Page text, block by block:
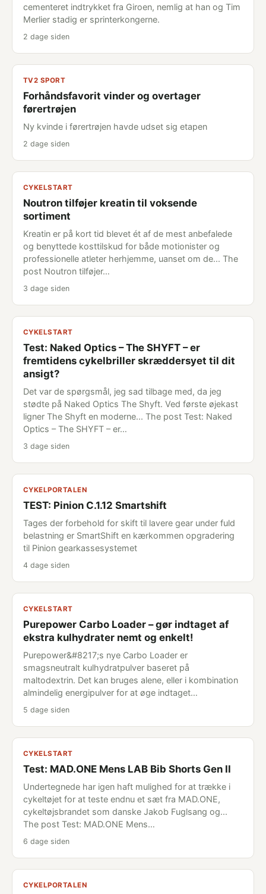
cementeret indtrykket fra Giroen, nemlig at han og Tim
Merlier stadig er sprinterkongerne.
2 dage siden
TV2 SPORT
Forhåndsfavorit vinder og overtager
førertrøjen
Ny kvinde i førertrøjen havde udset sig etapen
2 dage siden
CYKELSTART
Noutron tilføjer kreatin til voksende
sortiment
Kreatin er på kort tid blevet ét af de mest anbefalede
og benyttede kosttilskud for både motionister og
professionelle atleter herhjemme, uanset om de... The
post Noutron tilføjer…
3 dage siden
CYKELSTART
Test: Naked Optics – The SHYFT – er
fremtidens cykelbriller skræddersyet til dit
ansigt?
Det var de spørgsmål, jeg sad tilbage med, da jeg
stødte på Naked Optics The Shyft. Ved første øjekast
ligner The Shyft en moderne... The post Test: Naked
Optics – The SHYFT – er…
3 dage siden
CYKELPORTALEN
TEST: Pinion C.1.12 Smartshift
Tages der forbehold for skift til lavere gear under fuld
belastning er SmartShift en kærkommen opgradering
til Pinion gearkassesystemet
4 dage siden
CYKELSTART
Purepower Carbo Loader – gør indtaget af
ekstra kulhydrater nemt og enkelt!
Purepower&#8217;s nye Carbo Loader er
smagsneutralt kulhydratpulver baseret på
maltodextrin. Det kan bruges alene, eller i kombination
almindelig energipulver for at øge indtaget…
5 dage siden
CYKELSTART
Test: MAD.ONE Mens LAB Bib Shorts Gen II
Undertegnede har igen haft mulighed for at trække i
cykeltøjet for at teste endnu et sæt fra MAD.ONE,
cykeltøjsbrandet som danske Jakob Fuglsang og...
The post Test: MAD.ONE Mens…
6 dage siden
CYKELPORTALEN